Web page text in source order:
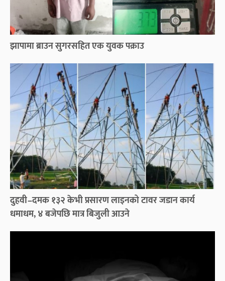
झापामा ब्राउन सुगरसहित एक युवक पक्राउ
दुहवी–दमक १३२ केभी प्रसारण लाइनको टावर जडान कार्य
धमाधम, ४ बजेपछि मात्र बिजुली आउने